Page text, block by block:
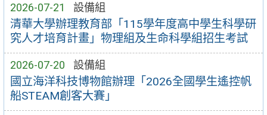
2026-07-21 設備組
清華大學辦理教育部「115學年度高中學生科學研
究人才培育計畫」物理組及生命科學組招生考試
2026-07-20 設備組
國立海洋科技博物館辦理「2026全國學生遙控帆
船STEAM創客大賽」